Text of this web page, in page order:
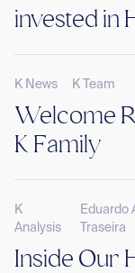
invested in
K News K Team
Welcome
K Family
K
Analysis
Eduardo
Traseira
Inside Our